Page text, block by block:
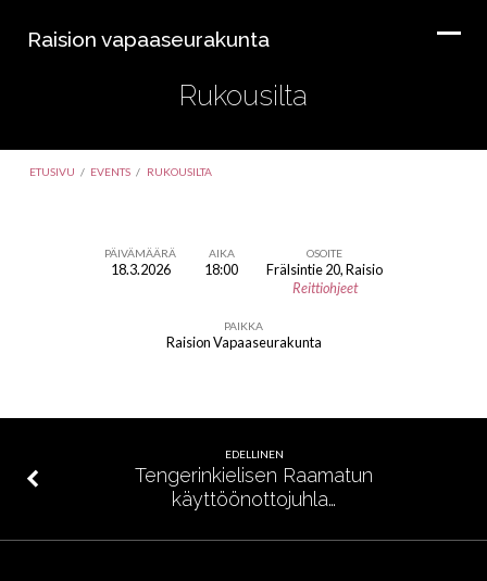
Raision vapaaseurakunta
Rukousilta
ETUSIVU / EVENTS / RUKOUSILTA
PÄIVÄMÄÄRÄ
18.3.2026
AIKA
18:00
OSOITE
Frälsintie 20, Raisio
Reittiohjeet
PAIKKA
Raision Vapaaseurakunta
EDELLINEN
Tengerinkielisen Raamatun
käyttöönottojuhla…